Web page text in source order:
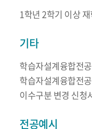
1학년 2학기 이상
기타
학습자설계융합전
학습자설계융합전
이수구분 변경 신청
전공예시